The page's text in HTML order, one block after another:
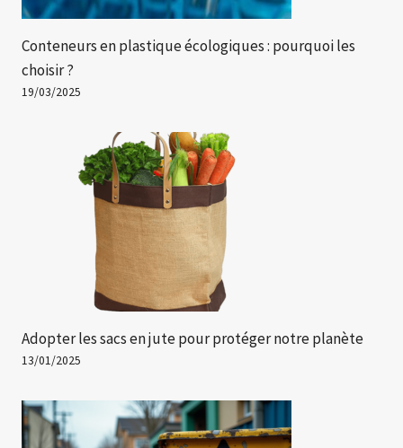
Conteneurs en plastique écologiques : pourquoi les
choisir ?
19/03/2025
Adopter les sacs en jute pour protéger notre planète
13/01/2025